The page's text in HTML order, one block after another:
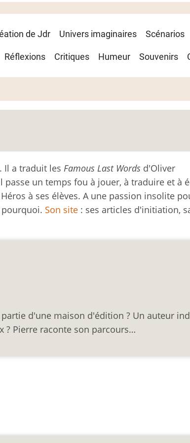
de Jdr Univers imaginaires Scénarios
Réflexions Critiques Humeur Souvenirs
Il a traduit les Famous Last Words d'Oliver
passe un temps fou à jouer, à traduire et à
à ses élèves. A une passion insolite
Son site : ses articles d'initiation,
d'une maison d'édition ? Un auteur
? Pierre raconte son parcours…